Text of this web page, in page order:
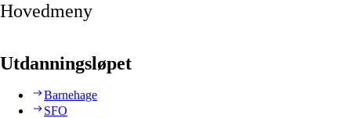
Hovedmeny
Utdanningsløpet
Barnehage
SFO